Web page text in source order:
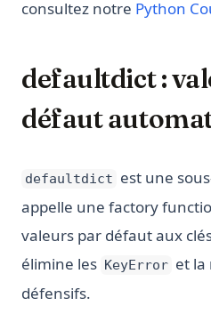
consultez notre Python
defaultdict :
défaut
defaultdict est une
appelle une factory
valeurs par défaut aux
élimine les KeyError et la
défensifs.